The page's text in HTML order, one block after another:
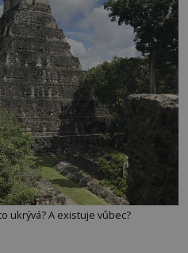
ukrývá? A existuje vůbec?